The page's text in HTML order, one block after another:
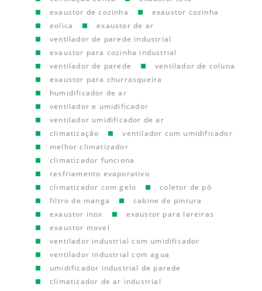
exaustor de cozinha
exaustor cozinha
eolica
exaustor de ar
ventilador de parede industrial
exaustor para cozinha industrial
ventilador de parede
ventilador de coluna
exaustor para churrasqueira
humidificador de ar
ventilador e umidificador
ventilador umidificador de ar
climatização
ventilador com umidificador
melhor climatizador
climatizador funciona
resfriamento evaporativo
climatizador com gelo
coletor de pó
filtro de manga
cabine de pintura
exaustor inox
exaustor para lareiras
exaustor movel
ventilador industrial com umidificador
ventilador industrial com agua
umidificador industrial de parede
climatizador de ar industrial